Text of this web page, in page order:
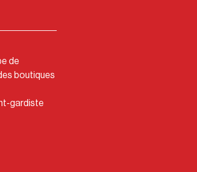
de
boutiques
gardiste